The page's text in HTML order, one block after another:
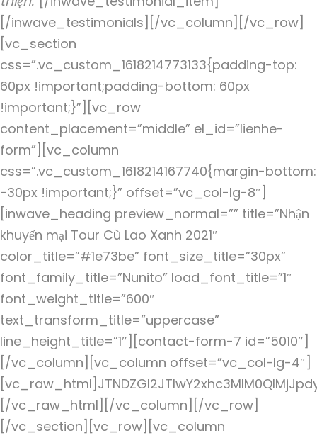
[/inwave_testimonials][/vc_column][/vc_row]
[vc_section
css=”.vc_custom_1618214773133{padding-top:
60px !important;padding-bottom: 60px
!important;}”][vc_row
content_placement=”middle” el_id=”lienhe-
form”][vc_column
css=”.vc_custom_1618214167740{margin-bottom:
-30px !important;}” offset=”vc_col-lg-8″]
[inwave_heading preview_normal=”” title=”Nhận
khuyến mại Tour Cù Lao Xanh 2021″
color_title=”#1e73be” font_size_title=”30px”
font_family_title=”Nunito” load_font_title=”1″
font_weight_title=”600″
text_transform_title=”uppercase”
line_height_title=”1″][contact-form-7 id=”5010″]
[/vc_column][vc_column offset=”vc_col-lg-4″]
[/vc_raw_html][/vc_column][/vc_row]
[/vc_section][vc_row][vc_column